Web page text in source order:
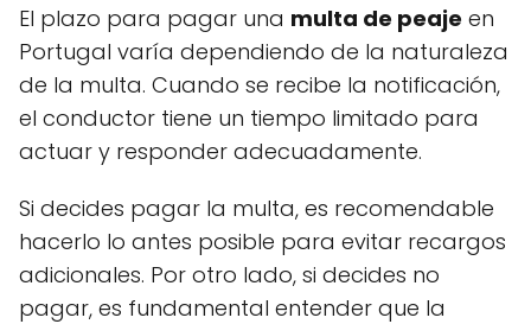
El plazo para pagar una multa de peaje en
Portugal varía dependiendo de la naturaleza
de la multa. Cuando se recibe la notificación,
el conductor tiene un tiempo limitado para
actuar y responder adecuadamente.
Si decides pagar la multa, es recomendable
hacerlo lo antes posible para evitar recargos
adicionales. Por otro lado, si decides no
pagar, es fundamental entender que la